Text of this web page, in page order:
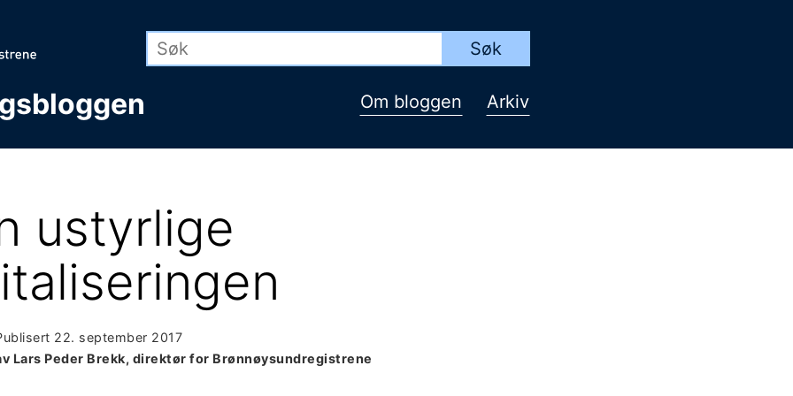
Om bloggen Arkiv
ustyrlige
22. september 2017
Lars Peder Brekk, direktør for Brønnøysundregistrene